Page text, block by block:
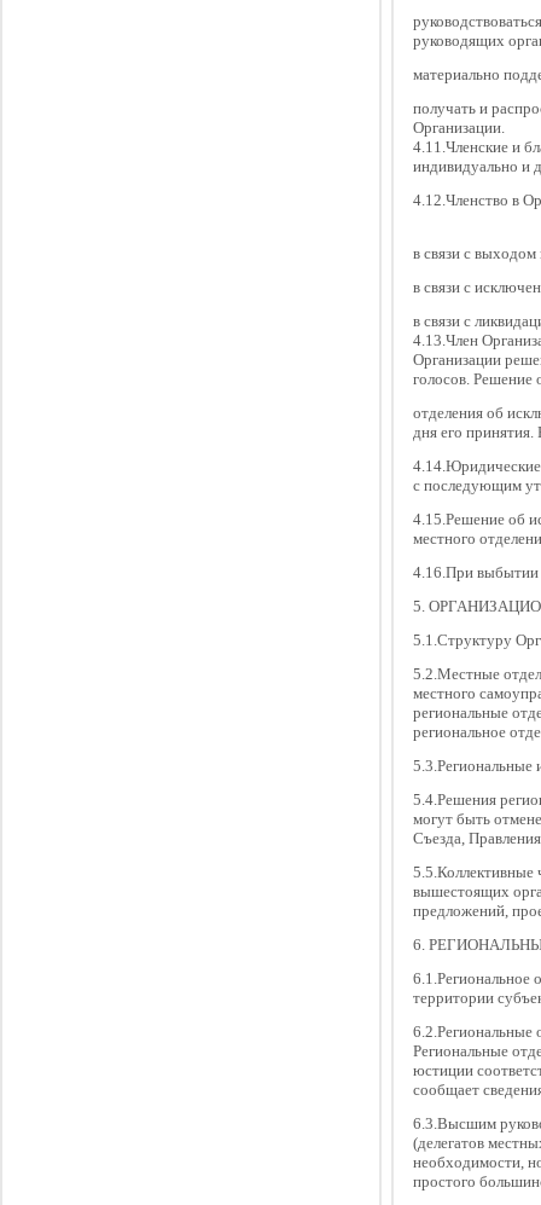
руководящих
материально
получать и
Организации.
4.11.Членские и
индивидуально и
4.12.Членство в
в связи с
в связи с
в связи с
4.13.Член
Организации
голосов. Решение
отделения об
дня его
с последующим
4.15.Решение об
местного
4.16.При выбытии
5.
5.1.Структуру
5.2.Местные
местного
региональные
региональное
5.3.Региональные
5.4.Решения
могут быть
Съезда,
5.5.Коллективные
вышестоящих
предложений,
6.
6.1.Региональное
территории
6.2.Региональные
Региональные
юстиции
сообщает
6.3.Высшим
(делегатов
необходимости,
простого